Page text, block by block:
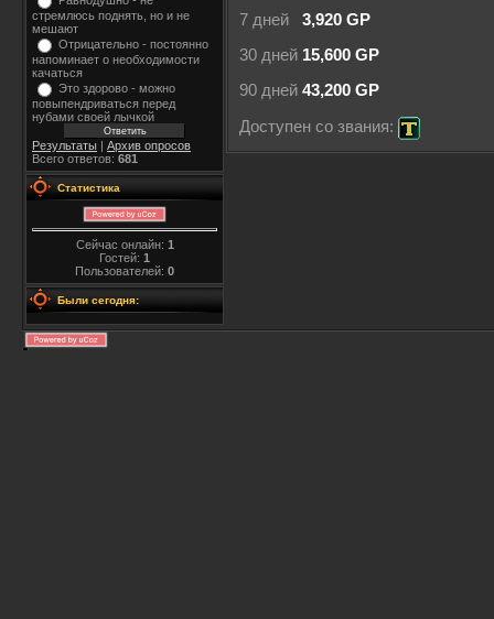
стремлюсь поднять, но и не
мешают
Отрицательно - постоянно
напоминает о необходимости
качаться
Это здорово - можно
повыпендриваться перед
нубами своей лычкой
Результаты | Архив опросов
Всего ответов: 681
Статистика
Сейчас онлайн: 1
Гостей: 1
Пользователей: 0
Были сегодня:
7 дней 3,920 GP
30 дней 15,600 GP
90 дней 43,200 GP
Доступен со звания: